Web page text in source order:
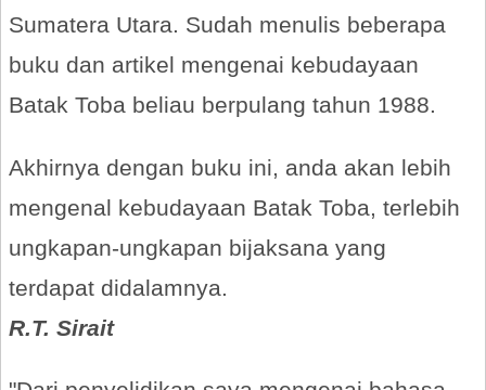
Sumatera Utara. Sudah menulis beberapa
buku dan artikel mengenai kebudayaan
Batak Toba beliau berpulang tahun 1988.
Akhirnya dengan buku ini, anda akan lebih
mengenal kebudayaan Batak Toba, terlebih
ungkapan-ungkapan bijaksana yang
terdapat didalamnya.
R.T. Sirait